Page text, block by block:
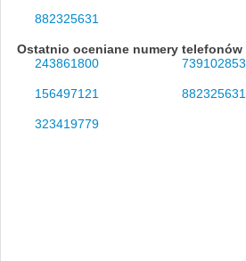
882325631
Ostatnio oceniane numery telefonów
243861800
739102853
156497121 882325631
323419779